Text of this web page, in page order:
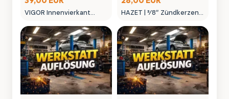
VIGOR Innenvierkant
Spiralnutenausdreher-
Einsatz
HAZET | 3⁄8″ Zündkerzen
Doppelsechskant ∙ 14 mm